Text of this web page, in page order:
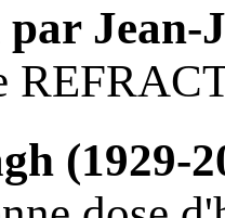
par
(1929-